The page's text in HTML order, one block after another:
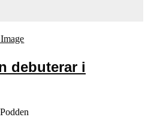
debuterar i